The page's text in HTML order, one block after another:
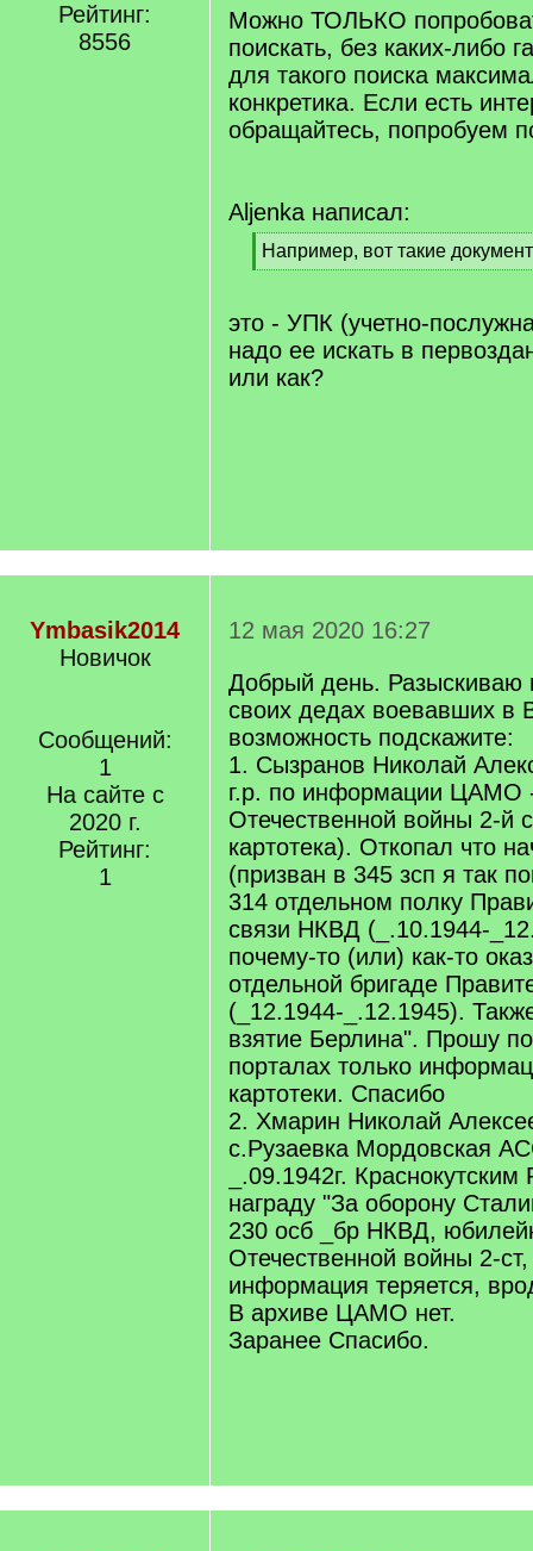
Рейтинг:
8556
q
]
Можно ТОЛЬКО
поискать, без каких-либо
для такого поиска
конкретика. Если есть
обращайтесь, попробуем
Aljenka написал:
[
q
Например, вот такие
[
q
]
это - УПК (учетно-
надо ее искать в
или как?
Ymbasik2014
Новичок
Сообщений:
1
На сайте с
2020 г.
Рейтинг:
1
12 мая 2020 16:27
Добрый день.
своих дедах воевавших в
возможность подскажите:
1. Сызранов Николай
г.р. по информации ЦАМО
Отечественной войны 2-й
картотека). Откопал что
(призван в 345 зсп я так
314 отдельном полку
связи НКВД (_.10.1944-
почему-то (или) как-то
отдельной бригаде
(_12.1944-_.12.1945).
взятие Берлина". Прошу
порталах только
картотеки. Спасибо
2. Хмарин Николай
с.Рузаевка Мордовская
_.09.1942г.
награду "За оборону
230 осб _бр НКВД,
Отечественной войны 2-
информация теряется,
В архиве ЦАМО нет.
Заранее Спасибо.